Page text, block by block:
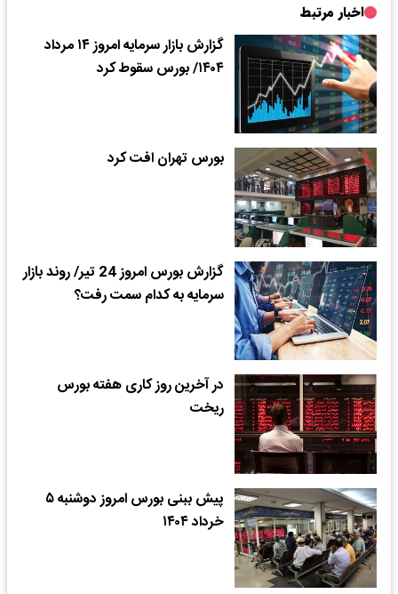
اخبار مرتبط
گزارش بازار سرمایه امروز ۱۴ مرداد
۱۴۰۴/ بورس سقوط کرد
بورس تهران افت کرد
گزارش بورس امروز 24 تیر/ روند بازار
سرمایه به کدام سمت رفت؟
در آخرین روز کاری هفته بورس
ریخت
​پیش ببنی بورس امروز دوشنبه ۵
خرداد ۱۴۰۴